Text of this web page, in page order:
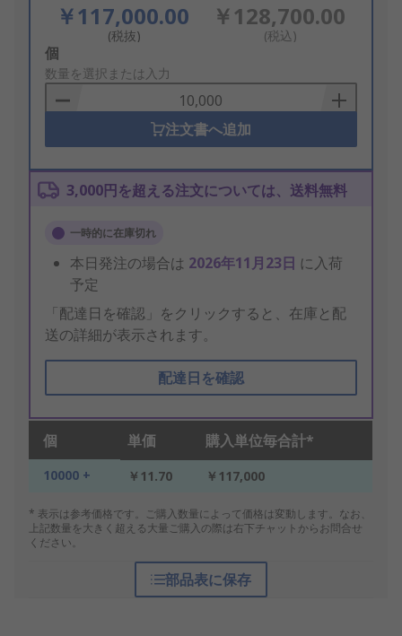
￥117,000.00
(税抜)
￥128,700.00
(税込)
Add
to
Basket
個
数量を選択または入力
注文書へ追加
3,000円を超える注文については、送料無料
一時的に在庫切れ
本日発注の場合は 2026年11月23日 に入荷
予定
「配達日を確認」をクリックすると、在庫と配
送の詳細が表示されます。
配達日を確認
個 単価 購入単位毎合計*
10000 + ￥11.70 ￥117,000
* 表示は参考価格です。ご購入数量によって価格は変動します。なお、
上記数量を大きく超える大量ご購入の際は右下チャットからお問合せ
ください。
部品表に保存